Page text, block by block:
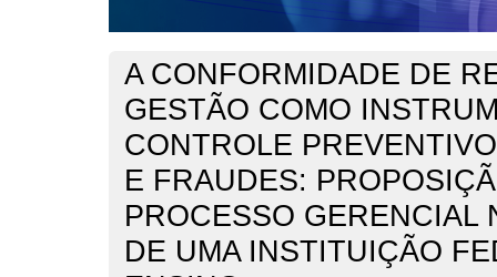
A CONFORMIDADE DE
GESTÃO COMO
CONTROLE
E FRAUDES:
PROCESSO GERENCIAL
DE UMA INSTITUIÇÃO